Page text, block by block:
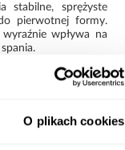
O plikach cookies
stabilne, sprężyste
pierwotnej formy.
wpływa na
z długotrwałym
przez długi czas.
twardość bez